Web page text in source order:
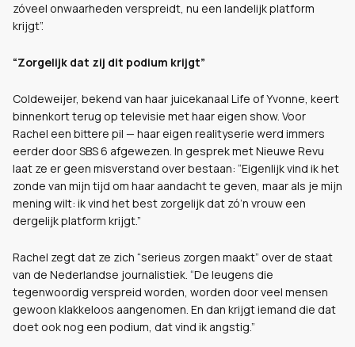
zóveel onwaarheden verspreidt, nu een landelijk platform
krijgt”.
“Zorgelijk dat zij dit podium krijgt”
Coldeweijer, bekend van haar juicekanaal Life of Yvonne, keert
binnenkort terug op televisie met haar eigen show. Voor
Rachel een bittere pil — haar eigen realityserie werd immers
eerder door SBS 6 afgewezen. In gesprek met Nieuwe Revu
laat ze er geen misverstand over bestaan: “Eigenlijk vind ik het
zonde van mijn tijd om haar aandacht te geven, maar als je mijn
mening wilt: ik vind het best zorgelijk dat zó’n vrouw een
dergelijk platform krijgt.”
Rachel zegt dat ze zich “serieus zorgen maakt” over de staat
van de Nederlandse journalistiek. “De leugens die
tegenwoordig verspreid worden, worden door veel mensen
gewoon klakkeloos aangenomen. En dan krijgt iemand die dat
doet ook nog een podium, dat vind ik angstig.”